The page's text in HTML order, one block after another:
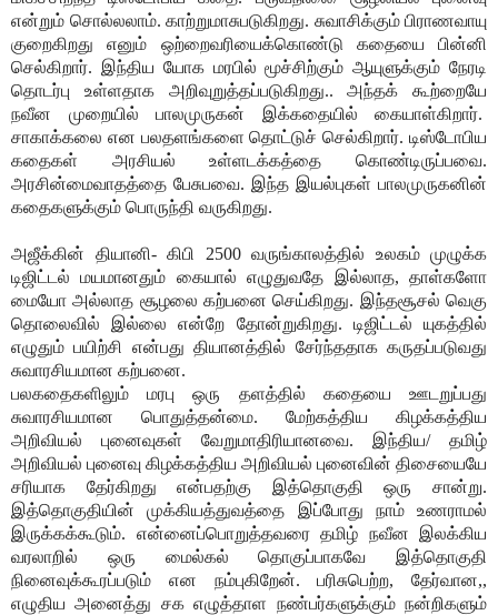
என்றும் சொல்லலாம். காற்றுமாசுபடுகிறது. சுவாசிக்கும் பிராணவாயு
குறைகிறது எனும் ஒற்றைவரியைக்கொண்டு கதையை பின்னி
செல்கிறார். இந்திய யோக மரபில் மூச்சிற்கும் ஆயுளுக்கும் நேரடி
தொடர்பு உள்ளதாக அறிவுறுத்தப்படுகிறது.. அந்தக் கூற்றையே
நவீன முறையில் பாலமுருகன் இக்கதையில் கையாள்கிறார்.
சாகாக்கலை என பலதளங்களை தொட்டுச் செல்கிறார். டிஸ்டோபிய
கதைகள் அரசியல் உள்ளடக்கத்தை கொண்டிருப்பவை.
அரசின்மைவாதத்தை பேசுபவை. இந்த இயல்புகள் பாலமுருகனின்
கதைகளுக்கும் பொருந்தி வருகிறது.
அஜீக்கின் தியானி- கிபி 2500 வருங்காலத்தில் உலகம் முழுக்க
டிஜிட்டல் மயமானதும் கையால் எழுதுவதே இல்லாத, தாள்களோ
மையோ அல்லாத சூழலை கற்பனை செய்கிறது. இந்தசூசல் வெகு
தொலைவில் இல்லை என்றே தோன்றுகிறது. டிஜிட்டல் யுகத்தில்
எழுதும் பயிற்சி என்பது தியானத்தில் சேர்ந்ததாக கருதப்படுவது
சுவாரசியமான கற்பனை.
பலகதைகளிலும் மரபு ஒரு தளத்தில் கதையை ஊடறுப்பது
சுவாரசியமான பொதுத்தன்மை. மேற்கத்திய கிழக்கத்திய
அறிவியல் புனைவுகள் வேறுமாதிரியானவை. இந்திய/ தமிழ்
அறிவியல் புனைவு கிழக்கத்திய அறிவியல் புனைவின் திசையையே
சரியாக தேர்கிறது என்பதற்கு இத்தொகுதி ஒரு சான்று.
இத்தொகுதியின் முக்கியத்துவத்தை இப்போது நாம் உணராமல்
இருக்கக்கூடும். என்னைப்பொறுத்தவரை தமிழ் நவீன இலக்கிய
வரலாறில் ஒரு மைல்கல் தொகுப்பாகவே இத்தொகுதி
நினைவுக்கூரப்படும் என நம்புகிறேன். பரிசுபெற்ற, தேர்வான,,
எழுதிய அனைத்து சக எழுத்தாள நண்பர்களுக்கும் நன்றிகளும்